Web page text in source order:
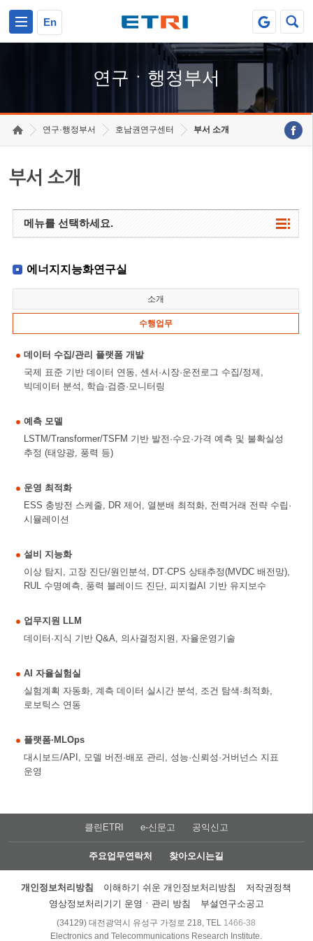
En
연구ㆍ행정부서
연구·행정부서 호남권연구센터 부서 소개
부서 소개
메뉴를 선택하세요.
에너지지능화연구실
소개
수행업무
데이터 수집/관리 플랫폼 개발
국제 표준 기반 데이터 연동, 센서·시장·운전로그 수집/정제,
빅데이터 분석, 학습·검증·모니터링
예측 모델
LSTM/Transformer/TSFM 기반 발전·수요·가격 예측 및 불확실성
추정 (태양광, 풍력 등)
운영 최적화
ESS 충방전 스케줄, DR 제어, 열분배 최적화, 전력거래 전략 수립·
시뮬레이션
설비 지능화
이상 탐지, 고장 진단/원인분석, DT·CPS 상태추정(MVDC 배전망),
RUL 수명예측, 풍력 블레이드 진단, 피지컬AI 기반 유지보수
업무지원 LLM
데이터·지식 기반 Q&A, 의사결정지원, 자율운영기술
AI 자율실험실
실험계획 자동화, 계측 데이터 실시간 분석, 조건 탐색·최적화,
로보틱스 연동
플랫폼·MLOps
대시보드/API, 모델 버전·배포 관리, 성능·신뢰성·거버넌스 지표
운영
클린ETRI e-신문고 공익신고
주요업무연락처 찾아오시는길
개인정보처리방침 이해하기 쉬운 개인정보처리방침
저작권정책
영상정보처리기기 운영ㆍ관리 방침
부설연구소공고
(34129) 대전광역시 유성구 가정로 218, TEL 1466-38
Electronics and Telecommunications Research Institute.